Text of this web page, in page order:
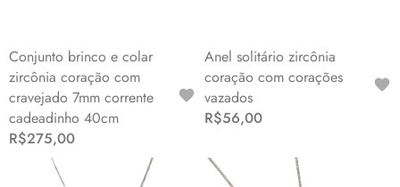
Conjunto brinco e colar
zircônia coração com
cravejado 7mm corrente
cadeadinho 40cm
R$275,00
Anel solitário zircônia
coração com corações
vazados
R$56,00